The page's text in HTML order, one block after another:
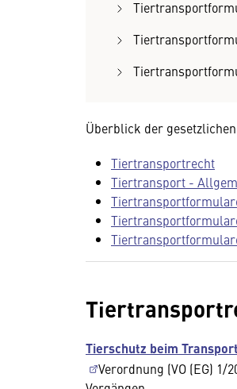
Überblick der
Tiertransportrecht
Tiertransport -
Tierschutz beim Transport
Verordnung (VO (EG)